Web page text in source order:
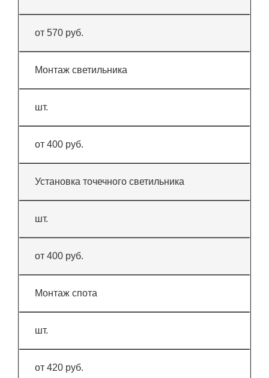
от 570 руб.
Монтаж светильника
шт.
от 400 руб.
Установка точечного светильника
шт.
от 400 руб.
Монтаж спота
шт.
от 420 руб.